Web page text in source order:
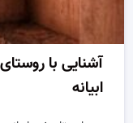
آشنایی با
ابیانه